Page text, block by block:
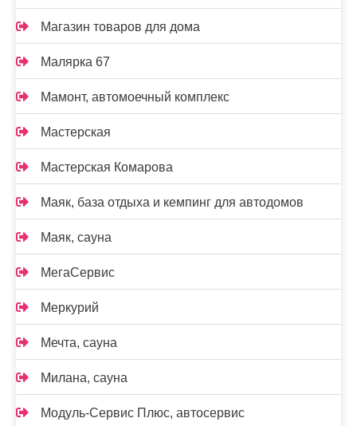
Магазин товаров для дома
Малярка 67
Мамонт, автомоечный комплекс
Мастерская
Мастерская Комарова
Маяк, база отдыха и кемпинг для автодомов
Маяк, сауна
МегаСервис
Меркурий
Мечта, сауна
Милана, сауна
Модуль-Сервис Плюс, автосервис